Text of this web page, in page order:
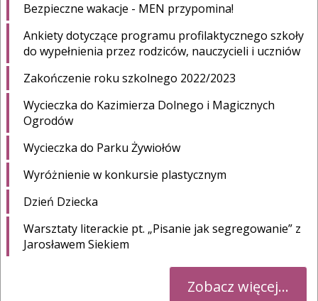
Bezpieczne wakacje - MEN przypomina!
Ankiety dotyczące programu profilaktycznego szkoły
do wypełnienia przez rodziców, nauczycieli i uczniów
Zakończenie roku szkolnego 2022/2023
Wycieczka do Kazimierza Dolnego i Magicznych
Ogrodów
Wycieczka do Parku Żywiołów
Wyróżnienie w konkursie plastycznym
Dzień Dziecka
Warsztaty literackie pt. „Pisanie jak segregowanie” z
Jarosławem Siekiem
Zobacz więcej...